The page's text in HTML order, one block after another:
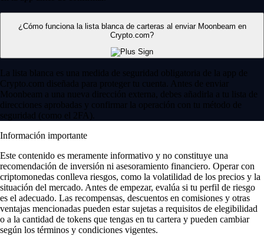
¿Cómo funciona la lista blanca de carteras al enviar Moonbeam en
Crypto.com?
La lista blanca es una medida de seguridad obligatoria de la app de
Crypto.com diseñada para proteger tu cuenta. Antes de enviar
Moonbeam a una nueva dirección externa, debes añadirla a tu lista de
direcciones aprobadas y confirmar la operación con tu método de
seguridad (como el 2FA).
Información importante
Este contenido es meramente informativo y no constituye una
recomendación de inversión ni asesoramiento financiero. Operar con
criptomonedas conlleva riesgos, como la volatilidad de los precios y la
situación del mercado. Antes de empezar, evalúa si tu perfil de riesgo
es el adecuado. Las recompensas, descuentos en comisiones y otras
ventajas mencionadas pueden estar sujetas a requisitos de elegibilidad
o a la cantidad de tokens que tengas en tu cartera y pueden cambiar
según los términos y condiciones vigentes.